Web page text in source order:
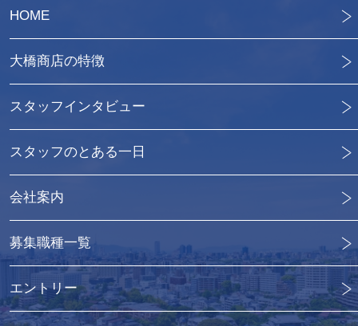
HOME
大橋商店の特徴
スタッフインタビュー
スタッフのとある一日
会社案内
募集職種一覧
エントリー